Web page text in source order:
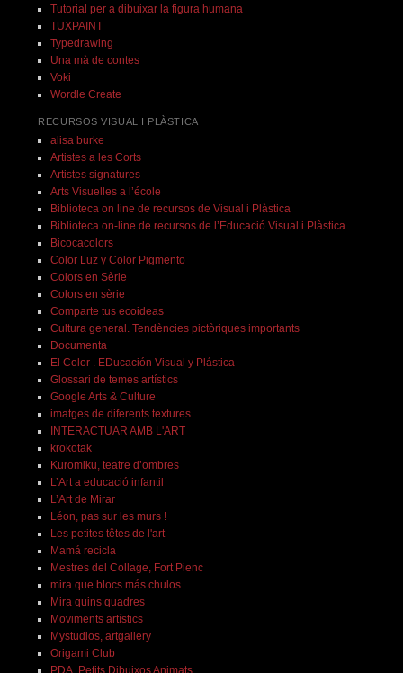
Tutorial per a dibuixar la figura humana
TUXPAINT
Typedrawing
Una mà de contes
Voki
Wordle Create
RECURSOS VISUAL I PLÀSTICA
alisa burke
Artistes a les Corts
Artistes signatures
Arts Visuelles a l’école
Biblioteca on line de recursos de Visual i Plàstica
Biblioteca on-line de recursos de l’Educació Visual i Plàstica
Bicocacolors
Color Luz y Color Pigmento
Colors en Sèrie
Colors en sèrie
Comparte tus ecoideas
Cultura general. Tendències pictòriques importants
Documenta
El Color . EDucación Visual y Plástica
Glossari de temes artístics
Google Arts & Culture
imatges de diferents textures
INTERACTUAR AMB L'ART
krokotak
Kuromiku, teatre d’ombres
L’Art a educació infantil
L’Art de Mirar
Léon, pas sur les murs !
Les petites têtes de l'art
Mamá recicla
Mestres del Collage, Fort Pienc
mira que blocs más chulos
Mira quins quadres
Moviments artístics
Mystudios, artgallery
Origami Club